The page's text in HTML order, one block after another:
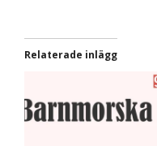
Relaterade inlägg